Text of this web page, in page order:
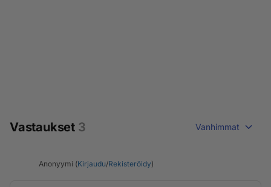
Vastaukset 3 Vanhimmat
Anonyymi (Kirjaudu/Rekisteröidy)